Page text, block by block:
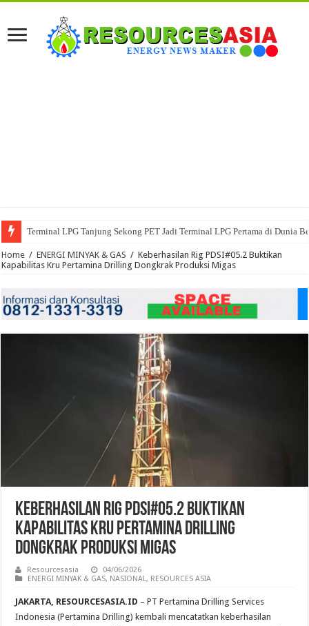
Terminal LPG Tanjung Sekong PET Jadi Terminal LPG Pertama di Dunia
Home / ENERGI MINYAK & GAS / Keberhasilan Rig PDSI#05.2 Buktikan
Kapabilitas Kru Pertamina Drilling Dongkrak Produksi Migas
Keberhasilan Rig PDSI#05.2 Buktikan
Kapabilitas Kru Pertamina Drilling
Dongkrak Produksi Migas
Resourcesasia
04/06/2026
ENERGI MINYAK & GAS, NASIONAL, RESOURCES ASIA
JAKARTA, RESOURCESASIA.ID – PT Pertamina Drilling Services
Indonesia (Pertamina Drilling) kembali mencatatkan keberhasilan